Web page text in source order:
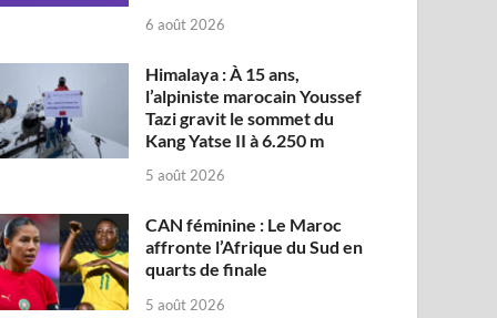
6 août 2026
Himalaya : À 15 ans,
l’alpiniste marocain Youssef
Tazi gravit le sommet du
Kang Yatse II à 6.250 m
5 août 2026
CAN féminine : Le Maroc
affronte l’Afrique du Sud en
quarts de finale
5 août 2026